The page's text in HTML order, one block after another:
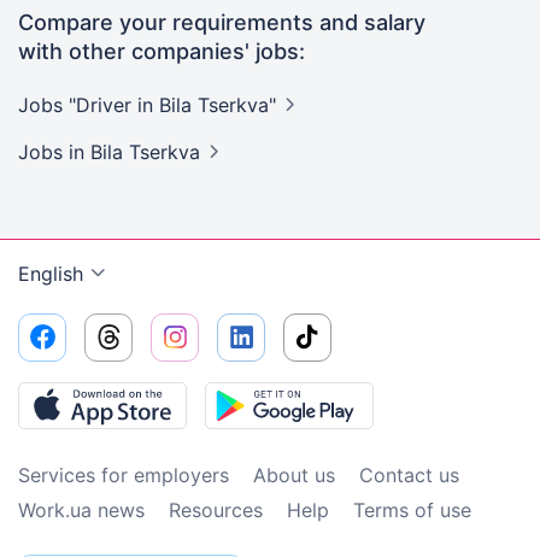
Compare your requirements and salary
with other companies' jobs:
Jobs "Driver in Bila Tserkva"
Jobs in Bila Tserkva
English
Services for employers About us
Contact us
Work.ua news
Resources Help Terms of use